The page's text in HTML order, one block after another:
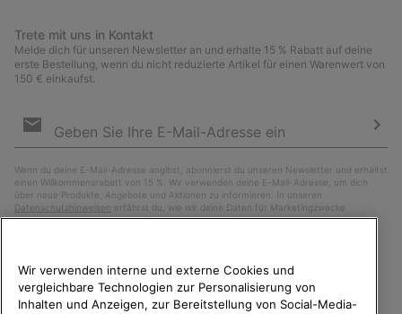
Trete mit uns in Kontakt
Melde dich für unseren Newsletter an und erhalte 15 % Rabatt auf deine
erste Bestellung, wenn du nicht reduzierte Artikel für einen Warenwert von
150 € einkaufst.
Anmeldung
Wenn du deine E-Mail-Adresse angibst, abonnierst du unseren Newsletter und erhältst
einen Willkommensrabatt von 15 %. Wir verwenden deine E-Mail-Adresse, um dich
über neue Produkte, Angebote und Aktionen zu informieren. In unseren
Datenschutzhinweisen erfährst du, wie wir deine Daten für Marketingzwecke
verarbeiten und wie du deine Zustimmung widerrufen kannst.
Wir verwenden interne und externe Cookies und
vergleichbare Technologien zur Personalisierung von
Inhalten und Anzeigen, zur Bereitstellung von Social-Media-